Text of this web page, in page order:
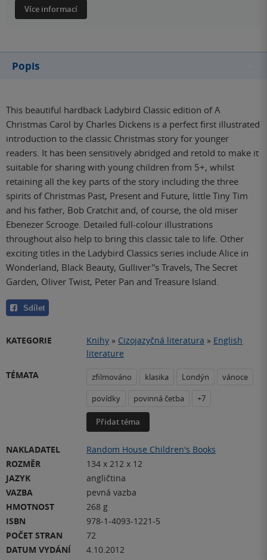
Více informací
Popis
This beautiful hardback Ladybird Classic edition of A
Christmas Carol by Charles Dickens is a perfect first illustrated
introduction to the classic Christmas story for younger
readers. It has been sensitively abridged and retold to make it
suitable for sharing with young children from 5+, whilst
retaining all the key parts of the story including the three
spirits of Christmas Past, Present and Future, little Tiny Tim
and his father, Bob Cratchit and, of course, the old miser
Ebenezer Scrooge. Detailed full-colour illustrations
throughout also help to bring this classic tale to life. Other
exciting titles in the Ladybird Classics series include Alice in
Wonderland, Black Beauty, Gulliver''s Travels, The Secret
Garden, Oliver Twist, Peter Pan and Treasure Island.
Sdílet
KATEGORIE Knihy » Cizojazyčná literatura » English
literature
TÉMATA
zfilmováno klasika Londýn
vánoce
povídky
povinná četba +7
Přidat téma
NAKLADATEL
Random House Children's Books
ROZMĚR
134 x 212 x 12
JAZYK
angličtina
VAZBA
pevná vazba
HMOTNOST
268 g
ISBN
978-1-4093-1221-5
POČET STRAN
72
DATUM VYDÁNÍ
4.10.2012